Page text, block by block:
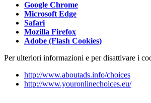
Google Chrome
Microsoft Edge
Safari
Mozilla Firefox
Adobe (Flash Cookies)
Per ulteriori informazioni e per disattivare i
http://www.aboutads.info/choices
http://www.youronlinechoices.eu/